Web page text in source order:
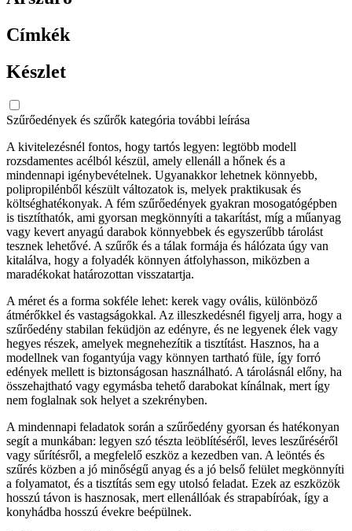
Címkék
Készlet
Szűrőedények és szűrők kategória további leírása
A kivitelezésnél fontos, hogy tartós legyen: legtöbb modell
rozsdamentes acélból készül, amely ellenáll a hőnek és a
mindennapi igénybevételnek. Ugyanakkor lehetnek könnyebb,
polipropilénből készült változatok is, melyek praktikusak és
költséghatékonyak. A fém szűrőedények gyakran mosogatógépben
is tisztíthatók, ami gyorsan megkönnyíti a takarítást, míg a műanyag
vagy kevert anyagú darabok könnyebbek és egyszerűbb tárolást
tesznek lehetővé. A szűrők és a tálak formája és hálózata úgy van
kitalálva, hogy a folyadék könnyen átfolyhasson, miközben a
maradékokat határozottan visszatartja.
A méret és a forma sokféle lehet: kerek vagy ovális, különböző
átmérőkkel és vastagságokkal. Az illeszkedésnél figyelj arra, hogy a
szűrőedény stabilan feküdjön az edényre, és ne legyenek élek vagy
hegyes részek, amelyek megnehezítik a tisztítást. Hasznos, ha a
modellnek van fogantyúja vagy könnyen tartható füle, így forró
edények mellett is biztonságosan használható. A tárolásnál előny, ha
összehajtható vagy egymásba tehető darabokat kínálnak, mert így
nem foglalnak sok helyet a szekrényben.
A mindennapi feladatok során a szűrőedény gyorsan és hatékonyan
segít a munkában: legyen szó tészta leöblítéséről, leves leszűréséről
vagy sűrítésről, a megfelelő eszköz a kezedben van. A leöntés és
szűrés közben a jó minőségű anyag és a jó belső felület megkönnyíti
a folyamatot, és a tisztítás sem egy utolsó feladat. Ezek az eszközök
hosszú távon is hasznosak, mert ellenállóak és strapabíróak, így a
konyhádba hosszú évekre beépülnek.